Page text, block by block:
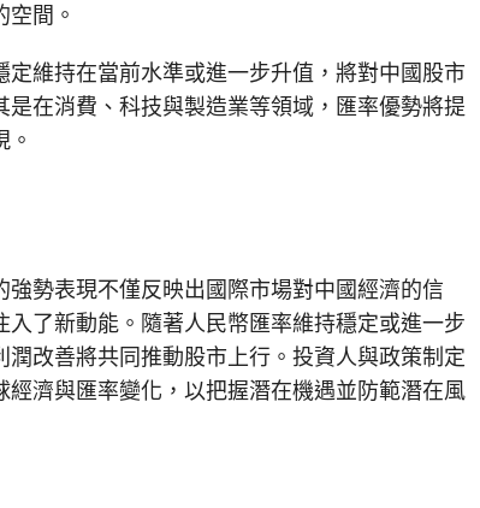
間。
定維持在當前水準或進一步升值，將對中國股市
是在消費、科技與製造業等領域，匯率優勢將提
強勢表現不僅反映出國際市場對中國經濟的信
入了新動能。隨著人民幣匯率維持穩定或進一步
潤改善將共同推動股市上行。投資人與政策制定
經濟與匯率變化，以把握潛在機遇並防範潛在風